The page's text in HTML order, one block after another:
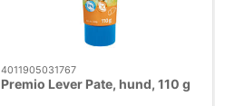
4011905031767
Premio Lever Pate, hund, 110 g